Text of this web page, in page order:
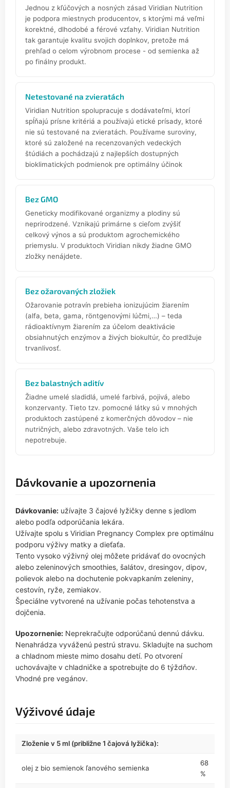
Jednou z kľúčových a nosných zásad Viridian Nutrition
je podpora miestnych producentov, s ktorými má veľmi
korektné, dlhodobé a férové vzťahy. Viridian Nutrition
tak garantuje kvalitu svojich doplnkov, pretože má
prehľad o celom výrobnom procese - od semienka až
po finálny produkt.
Netestované na zvieratách
Viridian Nutrition spolupracuje s dodávateľmi, ktorí
spĺňajú prísne kritériá a používajú etické prísady, ktoré
nie sú testované na zvieratách. Používame suroviny,
ktoré sú založené na recenzovaných vedeckých
štúdiách a pochádzajú z najlepších dostupných
bioklimatických podmienok pre optimálny účinok
Bez GMO
Geneticky modifikované organizmy a plodiny sú
neprirodzené. Vznikajú primárne s cieľom zvýšiť
celkový výnos a sú produktom agrochemického
priemyslu. V produktoch Viridian nikdy žiadne GMO
zložky nenájdete.
Bez ožarovaných zložiek
Ožarovanie potravín prebieha ionizujúcim žiarením
(alfa, beta, gama, röntgenovými lúčmi,…) – teda
rádioaktívnym žiarením za účelom deaktivácie
obsiahnutých enzýmov a živých biokultúr, čo predlžuje
trvanlivosť.
Bez balastných aditív
Žiadne umelé sladidlá, umelé farbivá, pojivá, alebo
konzervanty. Tieto tzv. pomocné látky sú v mnohých
produktoch zastúpené z komerčných dôvodov – nie
nutričných, alebo zdravotných. Vaše telo ich
nepotrebuje.
Dávkovanie a upozornenia
Dávkovanie: užívajte 3 čajové lyžičky denne s jedlom
alebo podľa odporúčania lekára.
Užívajte spolu s Viridian Pregnancy Complex pre optimálnu
podporu výživy matky a dieťaťa.
Tento vysoko výživný olej môžete pridávať do ovocných
alebo zeleninových smoothies, šalátov, dresingov, dipov,
polievok alebo na dochutenie pokvapkaním zeleniny,
cestovín, ryže, zemiakov.
Špeciálne vytvorené na užívanie počas tehotenstva a
dojčenia.
Upozornenie: Neprekračujte odporúčanú dennú dávku.
Nenahrádza vyváženú pestrú stravu. Skladujte na suchom
a chladnom mieste mimo dosahu detí. Po otvorení
uchovávajte v chladničke a spotrebujte do 6 týždňov.
Vhodné pre vegánov.
Výživové údaje
Zloženie v 5 ml (približne 1 čajová lyžička):
olej z bio semienok ľanového semienka
68
%